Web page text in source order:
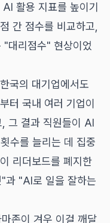
활용 지표를 높이기
간 점수를 비교하고,
대리점수" 현상이었
국의 대기업에서도
터 국내 여러 기업이
그 결과 직원들이 AI
수를 늘리는 데 집중
리더보드를 폐지한
과 "AI로 일을 잘하는
존이 겨우 이걸 깨달